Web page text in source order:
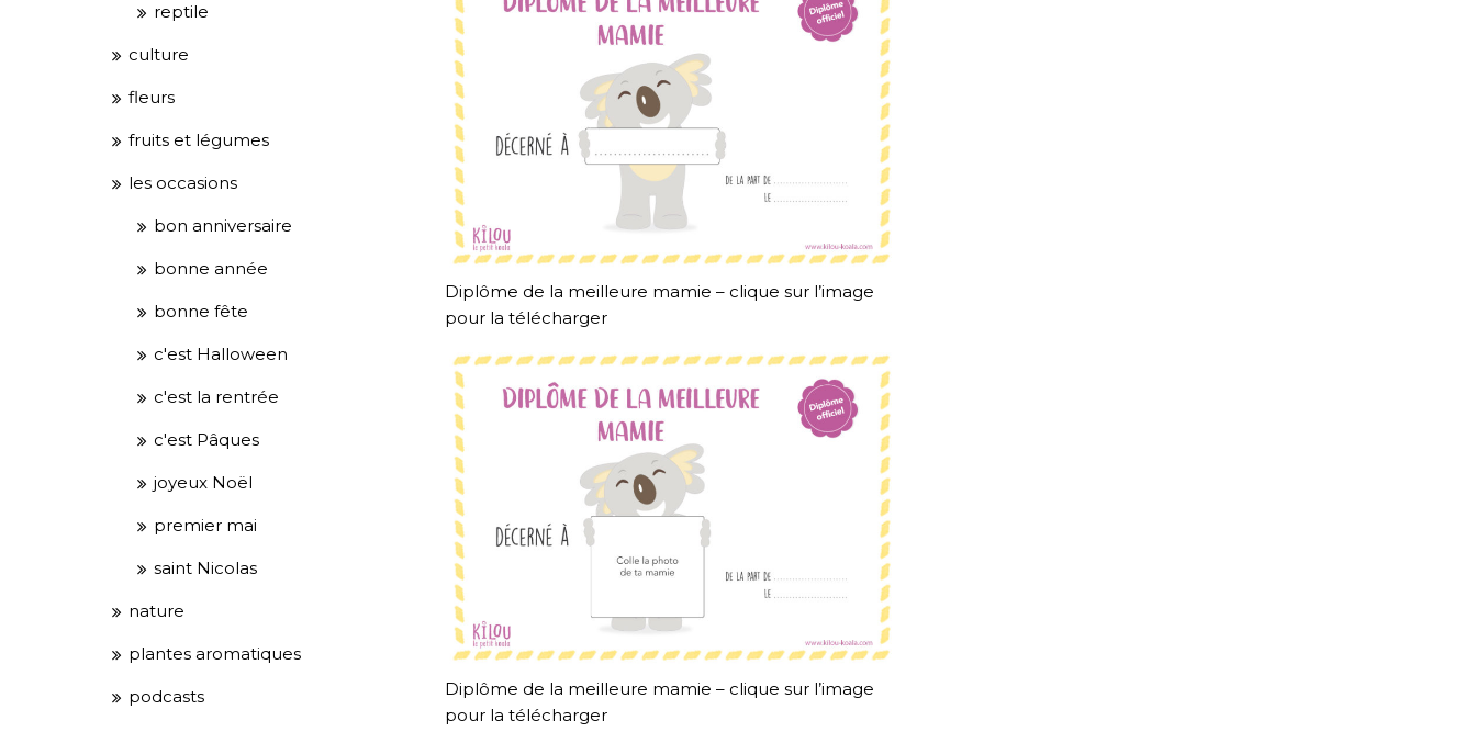
Diplôme de la meilleure mamie – clique sur l’image
pour la télécharger
Diplôme de la meilleure mamie – clique sur l’image
pour la télécharger
reptile
culture
fleurs
fruits et légumes
les occasions
bon anniversaire
bonne année
bonne fête
c'est Halloween
c'est la rentrée
c'est Pâques
joyeux Noël
premier mai
saint Nicolas
nature
plantes aromatiques
podcasts